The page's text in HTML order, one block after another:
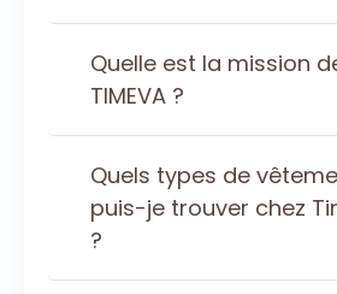
Quelle est la mission
TIMEVA ?
Quels types de
puis-je trouver chez
?